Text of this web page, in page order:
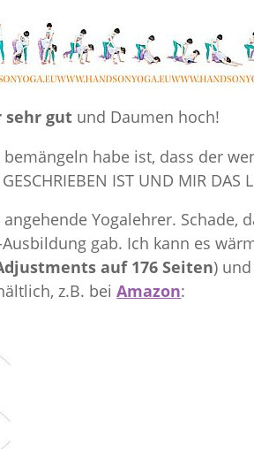
gut und Daumen hoch!
bemängeln habe ist, dass der
IST UND MIR DAS
Yogalehrer. Schade,
gab. Ich kann es
auf 176 Seiten)
z.B. beiAmazon: